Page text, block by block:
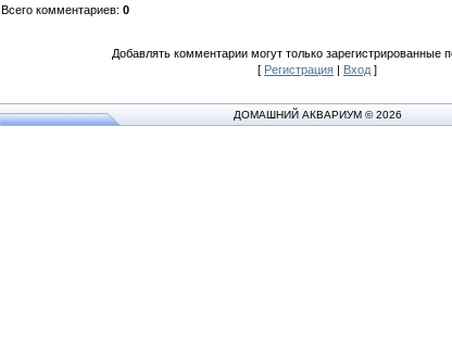
Всего комментариев: 0
Добавлять комментарии могут только зарегистрированные
[ Регистрация | Вход ]
ДОМАШНИЙ АКВАРИУМ © 2026